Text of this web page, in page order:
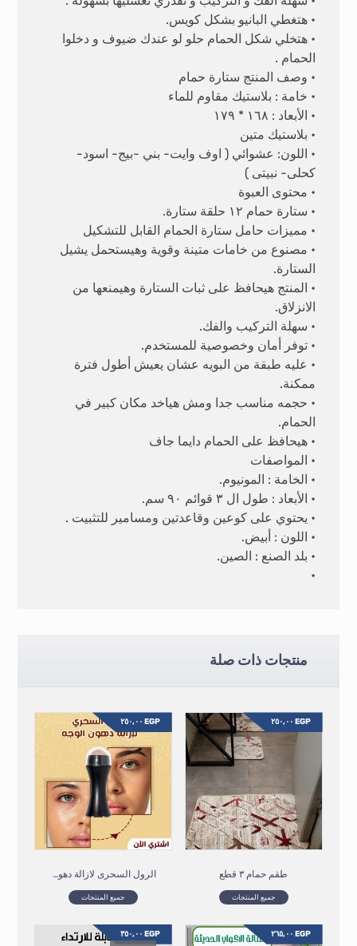
• هتغطي البانيو بشكل كويس.
• هتخلي شكل الحمام حلو لو عندك ضيوف و دخلوا
الحمام .
• وصف المنتج ستارة حمام
• خامة : بلاستيك مقاوم للماء
• الأبعاد : ١٦٨ * ١٧٩
• بلاستيك متين
• اللون: عشوائي ( اوف وايت- بني -بيج- اسود-
كحلى- نبيتى )
• محتوى العبوة
• ستارة حمام ١٢ حلقة ستارة.
• مميزات حامل ستارة الحمام القابل للتشكيل
• مصنوع من خامات متينة وقوية وهيستحمل يشيل
الستارة.
• المنتج هيحافظ على ثبات الستارة وهيمنعها من
الانزلاق.
• سهلة التركيب والفك.
• توفر أمان وخصوصية للمستخدم.
• عليه طبقة من البويه عشان يعيش أطول فترة
ممكنة.
• حجمه مناسب جدا ومش هياخد مكان كبير في
الحمام.
• هيحافظ على الحمام دايما جاف
• المواصفات
• الخامة : المونيوم.
• الأبعاد : طول ال ٣ قوائم ٩٠ سم.
• يحتوي على كوعين وقاعدتين ومسامير للتثبيت .
• اللون : أبيض.
• بلد الصنع : الصين.
•
منتجات ذات صلة
طقم حمام ٣ قطع
جميع المنتجات
EGP
الرول السحرى لازالة دهون الوجه
جميع المنتجات
EGP
EGP
EGP